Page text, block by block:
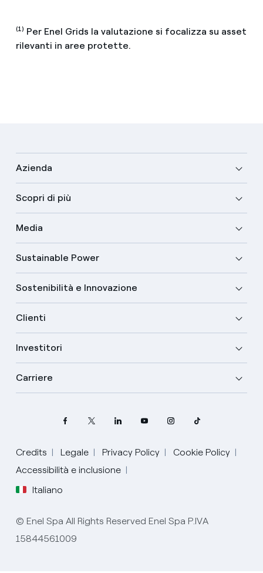
(1) Per Enel Grids la valutazione si focalizza su asset
rilevanti in aree protette.
Azienda
Scopri di più
Media
Sustainable Power
Sostenibilità e Innovazione
Clienti
Investitori
Carriere
Credits Legale Privacy Policy
Cookie Policy
Accessibilità e inclusione
Italiano
Seleziona la tua lingua
Spagnolo
Italiano
© Enel Spa All Rights Reserved Enel Spa P.IVA
15844561009